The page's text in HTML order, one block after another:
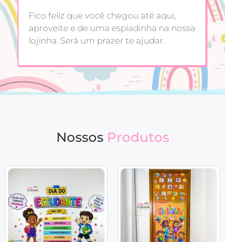
Fico feliz que você chegou até aqui,
aproveite e de uma espiadinha na nossa
lojinha. Será um prazer te ajudar.
Nossos Produtos